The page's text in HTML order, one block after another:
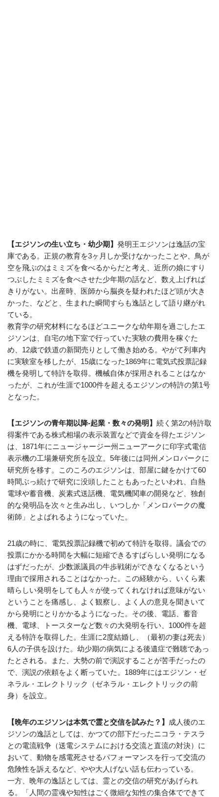
【エジソンの生い立ち・幼少期】 発明王エジソンは逸話の宝
庫である。正規の教育を3ヶ月しか受けなかったことや、鳥が
空を飛ぶのはミミズを食べるからだと考え、近所の娘にすり
つぶしたミミズを食べさせた少年期の話など、数え上げれば
きりがない。出産時、医師から脳炎を疑われたほど頭が大き
かった、などと、生まれた瞬間すらも逸話として語り継がれ
ている。
教育学の研究材料になるほどユニークな幼年期を過ごしたエ
ジソンは、自宅の地下室で行っていた実験の費用を稼ぐた
め、12歳で鉄道の新聞売りとして働き始める。やがて列車内
に実験室を移したが、15歳になった1869年に電気式投票記録
機を発明して特許を取得。機械自体が採用されることはなか
ったが、これが生涯で1000件を超えるエジソンの特許の第1号
となった。
【エジソンの青年期以降-起業・数々の発明】 続く第2の特許取
得案件である株式相場の表示装置などで資金を得たエジソン
は、1871年にニュージャージー州ニューアークに印字式電信
表示機の工場兼研究所を設立。5年後には同州メンロパークに
研究所を移す。このころのエジソンは、部屋に鍵をかけて60
時間ぶっ続けで研究に没頭したこともあったといわれ、白熱
電球や蓄音機、炭素式送話機、電気機関車の開発など、独創
的な発明品を次々と生み出し、いつしか「メンロパークの魔
術師」とよばれるようになっていた。
21歳の時に、電気投票記録機で初めて特許を取得。議会での
投票にかかる時間を大幅に短縮できるすばらしい発明になる
はずだったが、少数派議員の牛歩戦術ができなくなるという
理由で採用されることはなかった。この経験から、いくら素
晴らしい発明をしても人々が使ってくれなければ意味がない
ということを痛感し、よく観察し、よく人の意見を聞きいて
から発明にとりかかるようになった。その後、電話、蓄音
機、電球、トースターなど数々の大発明を行い、1000件を超
える特許を取得した。生涯に2度結婚し、（最初の妻は死去）
6人の子供を設けた。幼少期の病気による後遺症で難聴であっ
たとされる。また、大勢の前で演説することが苦手だったの
で、演説の依頼をよく断っていた。1889年にはエジソン・ゼ
ネラル・エレクトリック（ゼネラル・エレクトリックの前
身）を設立。
【晩年のエジソンは本気で霊と交信を試みた？】
成人後のエ
ジソンの逸話としては、かつての部下だったニコラ・テスラ
との電流戦争（送電システムにおける交流と直流の対決）に
おいて、動物を感電死させるパフォーマンスを行って交流の
危険性を訴えるなど、やや大人げない話も伝わっている。
一方、晩年の逸話としては、霊との交信の研究があげられ
る。「人間の霊魂や知性はごく微細な知性の集合体でできて